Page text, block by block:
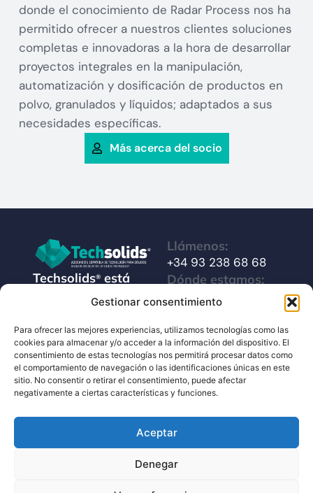
Gestionar consentimiento
Para ofrecer las mejores experiencias, utilizamos tecnologías como las
cookies para almacenar y/o acceder a la información del dispositivo. El
consentimiento de estas tecnologías nos permitirá procesar datos como
el comportamiento de navegación o las identificaciones únicas en este
sitio. No consentir o retirar el consentimiento, puede afectar
negativamente a ciertas características y funciones.
Aceptar
Denegar
donde el conocimiento de Radar Process nos ha
permitido ofrecer a nuestros clientes soluciones
completas e innovadoras a la hora de desarrollar
proyectos integrales en la manipulación,
automatización y dosificación de productos en
polvo, granulados y líquidos; adaptados a sus
necesidades específicas.
Más acerca del socio
Techsolids®está
formado por las
integran toda la
tecnología y los
servicios para el
procesamiento de
materiales
granulados y
Llámenos:
+34 93 238 68 68
Dónde estamos:
C/ Francisco Giner,
08012 Barcelona
Escríbanos:
info@techsolids.com
Síganos en redes
sociales
©2026 Techsolids® - Todos los derechos reservados